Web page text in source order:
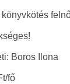
Boros Ilona
fő